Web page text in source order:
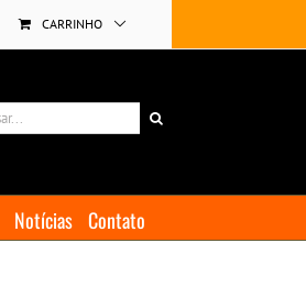
CARRINHO
Notícias Contato